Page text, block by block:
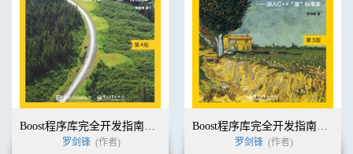
Boost程序库完全开发指南——深入C++"准”标准库（第4版）
罗剑锋 (作者)
Boost程序库完全开发指南——深入C++“准”标准库（第3版）
罗剑锋 (作者)